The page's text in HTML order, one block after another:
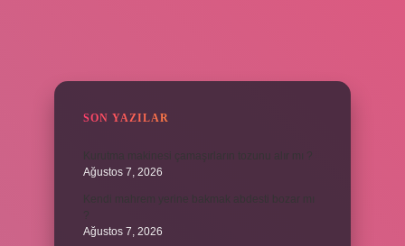
SON YAZILAR
Kurutma makinesi çamaşırların tozunu alır mı ?
Ağustos 7, 2026
Kendi mahrem yerine bakmak abdesti bozar mı
?
Ağustos 7, 2026